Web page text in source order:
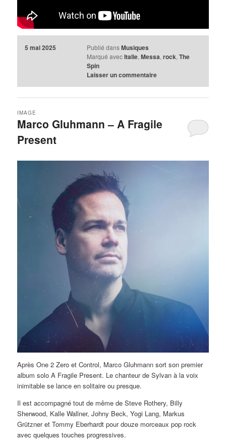
5 mai 2025 Publié dans Musiques
Marqué avec Italie, Messa, rock, The
Spin
Laisser un commentaire
Marco Gluhmann – A Fragile
Present
IMAGE
Après One 2 Zero et Control, Marco Gluhmann sort son premier
album solo A Fragile Present. Le chanteur de Sylvan à la voix
inimitable se lance en solitaire ou presque.
Il est accompagné tout de même de Steve Rothery, Billy
Sherwood, Kalle Wallner, Johny Beck, Yogi Lang, Markus
Grützner et Tommy Eberhardt pour douze morceaux pop rock
avec quelques touches progressives.